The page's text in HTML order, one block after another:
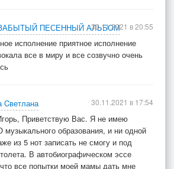
ПЕСЕННЫЙ АЛЬБОМ
исполнение приятное исполнение
все в миру и все созвучно очень
30.11.2021 в 20:55
Cветлана
Приветствую Вас. Я не имею
образования, и ни одной
из 5 нот записать не смогу и под
В автобиографическом эссе
все попытки моей мамы дать мне
30.11.2021 в 17:54